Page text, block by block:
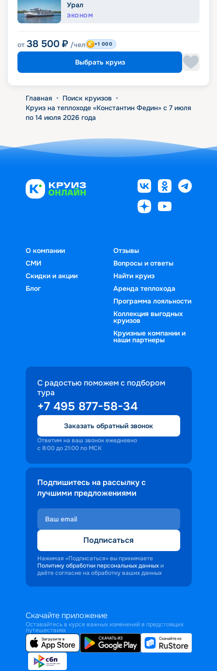
Урал
ЭКОНОМ
от 38 500 ₽ /чел +1 000
Выбрать круиз
Главная • Поиск круизов •
Круиз на теплоходе «Константин Федин» с 7 июля
по 14 июля 2026 года
О компании
СМИ
Скидки и акции
Блог
Отзывы
Вопросы и ответы
Найти круиз
Аренда теплохода
Программа лояльности
Коллекция выгодных
круизов
Круизные компании и
наши партнеры
С радостью поможем с подбором
тура
+7 495 877-58-34
Заказать обратный звонок
Ответим на ваш звонок ежедневно
с 8:00 до 21:00 по МСК
Подпишитесь на рассылку с
лучшими предложениями
Подписаться
Нажимая «Подписаться» вы принимаете
Политику обработки персональных данных и
даёте согласие на обработку ваших данных
Скачайте приложение
Оставайтесь в курсе важных изменений в предстоящих
путешествиях